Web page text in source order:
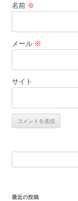
名前 ※
メール ※
サイト
索:
最近の投稿